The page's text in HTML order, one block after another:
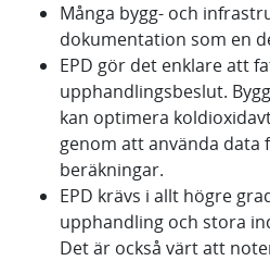
Många bygg- och
dokumentation som en
EPD gör det enklare att
upphandlingsbeslut.
kan optimera
genom att använda data
beräkningar.
EPD krävs i allt högre
upphandling och stora
Det är också värt att